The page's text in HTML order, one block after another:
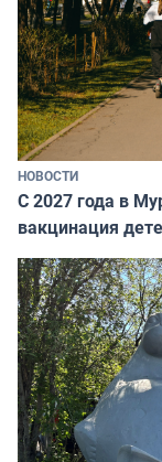
НОВОСТИ
С 2027 года в
вакцинация